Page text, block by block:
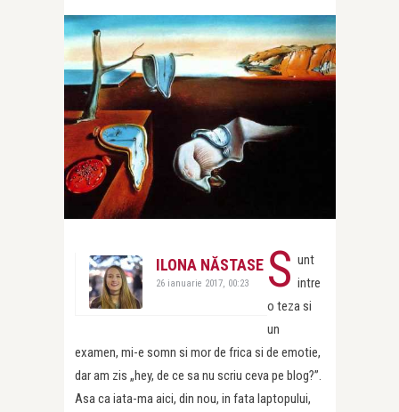
ILONA NĂSTASE
26 ianuarie 2017, 00:23 S unt
intre
o teza si
un
examen, mi-e somn si mor de frica si de emotie,
dar am zis „hey, de ce sa nu scriu ceva pe blog?”.
Asa ca iata-ma aici, din nou, in fata laptopului,